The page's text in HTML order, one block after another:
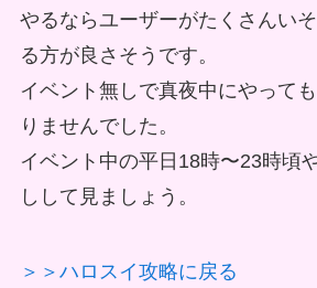
やるならユーザーがたくさんい
る方が良さそうです。
イベント無しで真夜中にやって
りませんでした。
イベント中の平日18時〜23時頃
しして見ましょう。
＞＞ハロスイ攻略に戻る